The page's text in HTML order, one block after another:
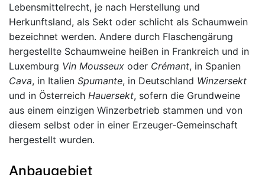
Lebensmittelrecht, je nach Herstellung und
Herkunftsland, als Sekt oder schlicht als Schaumwein
bezeichnet werden. Andere durch Flaschengärung
hergestellte Schaumweine heißen in Frankreich und in
Luxemburg Vin Mousseux oder Crémant, in Spanien
Cava, in Italien Spumante, in Deutschland Winzersekt
und in Österreich Hauersekt, sofern die Grundweine
aus einem einzigen Winzerbetrieb stammen und von
diesem selbst oder in einer Erzeuger-Gemeinschaft
hergestellt wurden.
Anbaugebiet